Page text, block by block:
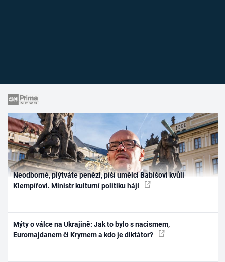
Neodborné, plýtváte penězi, píší umělci Babišovi kvůli
Klempířovi. Ministr kulturní politiku hájí
Mýty o válce na Ukrajině: Jak to bylo s nacismem,
Euromajdanem či Krymem a kdo je diktátor?